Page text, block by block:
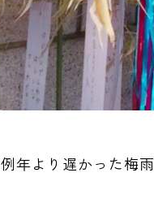
例年より遅かった梅